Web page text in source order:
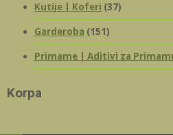
Kutije | Koferi (37)
Garderoba (151)
Primame | Aditivi za
Korpa